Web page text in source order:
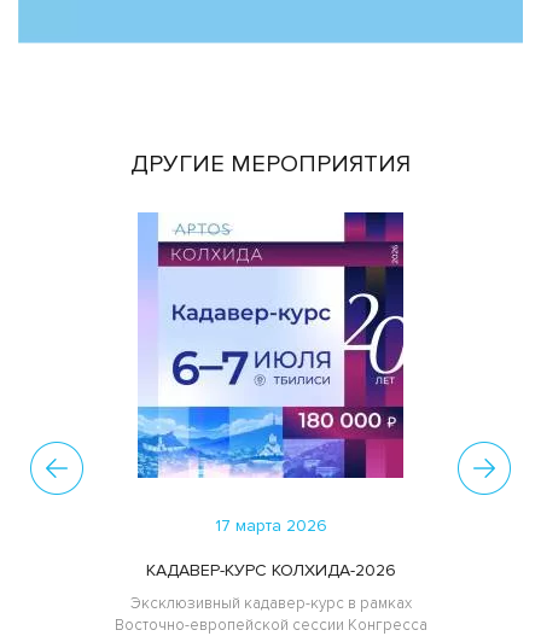
ДРУГИЕ МЕРОПРИЯТИЯ
17 марта 2026
КАДАВЕР-КУРС КОЛХИДА-2026
Эксклюзивный кадавер-курс в рамках
Восточно-европейской сессии Конгресса